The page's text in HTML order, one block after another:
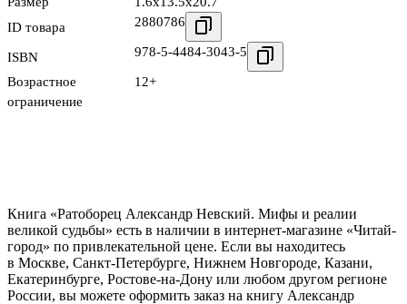
ID товара
2880786
ISBN 978-5-4484-3043-5
Возрастное
ограничение
12+
Книга «Ратоборец Александр Невский. Мифы и реалии
великой судьбы» есть в наличии в интернет-магазине «Читай-
город» по привлекательной цене. Если вы находитесь
в Москве, Санкт-Петербурге, Нижнем Новгороде, Казани,
Екатеринбурге, Ростове-на-Дону или любом другом регионе
России, вы можете оформить заказ на книгу Александр